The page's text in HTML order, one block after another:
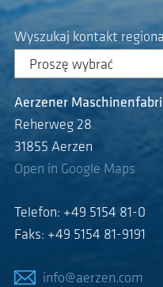
Wyszukaj kontakt
Aerzener
Reherweg 28
31855 Aerzen
Open in Google Maps
Telefon: +49 5154 81-0
Faks: +49 5154 81-9191
info@aerzen.com